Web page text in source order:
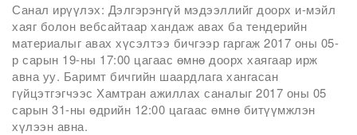
Санал ирүүлэх: Дэлгэрэнгүй мэдээллийг доорх и-мэйл
хаяг болон вебсайтаар хандаж авах ба тендерийн
материалыг авах хүсэлтээ бичгээр гаргаж 2017 оны 05-
р сарын 19-ны 17:00 цагаас өмнө доорх хаягаар ирж
авна уу. Баримт бичгийн шаардлага хангасан
гүйцэтгэгчээс Хамтран ажиллах саналыг 2017 оны 05
сарын 31-ны өдрийн 12:00 цагаас өмнө битүүмжлэн
хүлээн авна.